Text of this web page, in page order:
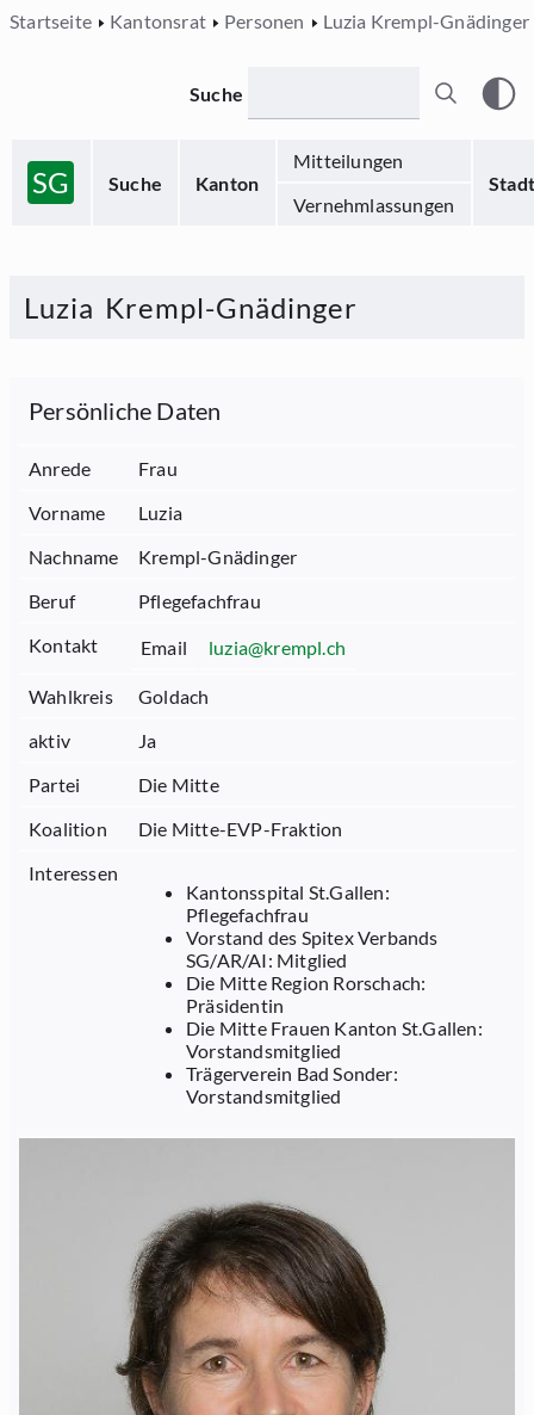
Startseite Kantonsrat Personen Luzia Krempl-Gnädinger
SG Suche Kanton
Mitteilungen
Stadt
Vernehmlassungen
Suche
Luzia Krempl-Gnädinger
Persönliche Daten
Anrede
Frau
Vorname
Luzia
Nachname
Krempl-Gnädinger
Beruf
Pflegefachfrau
Kontakt
Email luzia@krempl.ch
Wahlkreis
Goldach
aktiv
Ja
Partei
Die Mitte
Koalition
Die Mitte-EVP-Fraktion
Interessen
Kantonsspital St.Gallen:
Pflegefachfrau
Vorstand des Spitex Verbands
SG/AR/AI: Mitglied
Die Mitte Region Rorschach:
Präsidentin
Die Mitte Frauen Kanton St.Gallen:
Vorstandsmitglied
Trägerverein Bad Sonder:
Vorstandsmitglied